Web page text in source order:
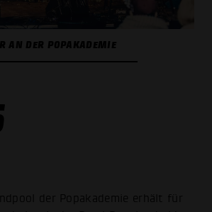
AN DER POPAKADEMIE
der Popakademie erhält für